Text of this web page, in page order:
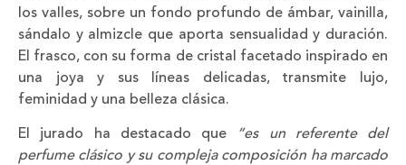
los valles, sobre un fondo profundo de ámbar, vainilla,
sándalo y almizcle que aporta sensualidad y duración.
El frasco, con su forma de cristal facetado inspirado en
una joya y sus líneas delicadas, transmite lujo,
feminidad y una belleza clásica.
El jurado ha destacado que
“es un referente del
perfume clásico y su compleja composición ha marcado